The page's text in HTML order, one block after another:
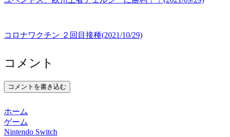
コロナワクチン ２回目接種(2021/10/29)
コメント
コメントを書き込む
ホーム
ゲーム
Nintendo Switch